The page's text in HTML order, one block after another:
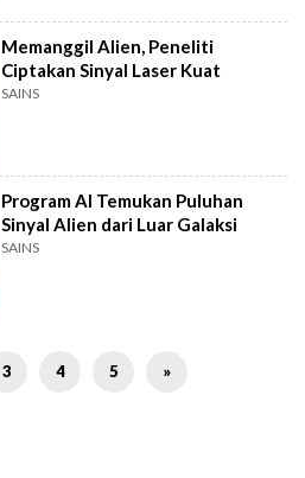
Memanggil Alien, Peneliti
Ciptakan Sinyal Laser Kuat
SAINS
Program AI Temukan Puluhan
Sinyal Alien dari Luar Galaksi
SAINS
3 4 5 »